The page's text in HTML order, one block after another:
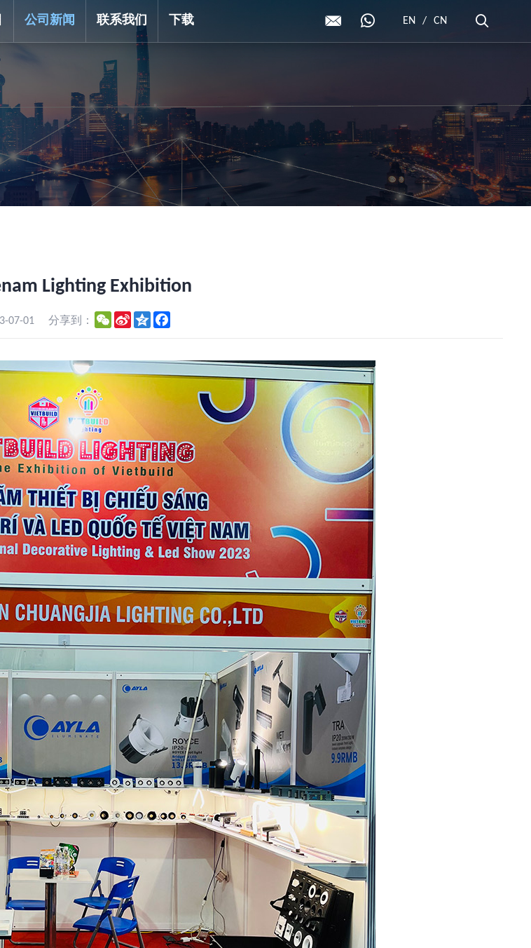
公司新闻 联系我们 下载 EN / CN
Lighting Exhibition
07-01 分享到： WeChat
Sina
Weibo
Qzone